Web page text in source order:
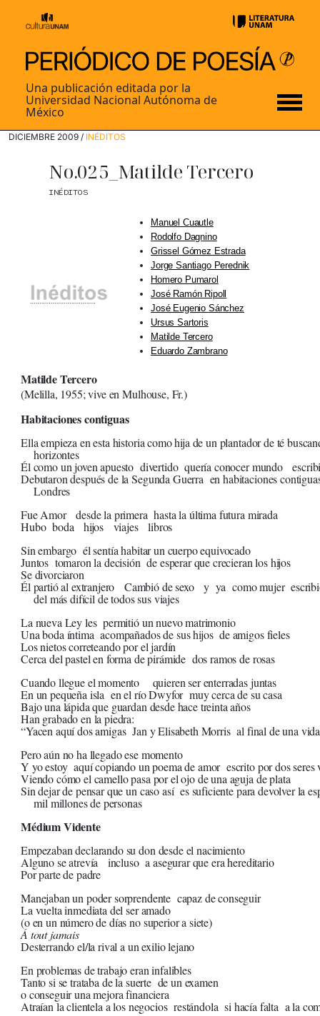
Una publicación editada por la
Universidad Nacional Autónoma de
México
DICIEMBRE 2009 / INÉDITOS
No.025_Matilde Tercero
INÉDITOS
Manuel Cuautle
Rodolfo Dagnino
Grissel Gómez Estrada
Jorge Santiago Perednik
Homero Pumarol
José Ramón Ripoll
José Eugenio Sánchez
Ursus Sartoris
Matilde Tercero
Eduardo Zambrano
Matilde Tercero
(Melilla, 1955; vive en Mulhouse, Fr.)
Habitaciones contiguas
Ella empieza en esta historia como hija de un plantador de té
horizontes
Él como un joven apuesto divertido quería conocer mundo
Debutaron después de la Segunda Guerra en habitaciones
Londres
Fue Amor desde la primera hasta la última futura mirada
Hubo boda hijos viajes libros
Sin embargo él sentía habitar un cuerpo equivocado
Juntos tomaron la decisión de esperar que crecieran los hijos
Se divorciaron
Él partió al extranjero Cambió de sexo y ya como mujer
del más difícil de todos sus viajes
La nueva Ley les permitió un nuevo matrimonio
Una boda íntima acompañados de sus hijos de amigos fieles
Los nietos correteando por el jardín
Cerca del pastel en forma de pirámide dos ramos de rosas
Cuando llegue el momento quieren ser enterradas juntas
En un pequeña isla en el río Dwyfor muy cerca de su casa
Bajo una lápida que guardan desde hace treinta años
Han grabado en la piedra:
“Yacen aquí dos amigas Jan y Elisabeth Morris al final de una
Pero aún no ha llegado ese momento
Y yo estoy aquí copiando un poema de amor escrito por dos seres
Viendo cómo el camello pasa por el ojo de una aguja de plata
Sin dejar de pensar que un caso así es suficiente para devolver la
mil millones de personas
Médium Vidente
Empezaban declarando su don desde el nacimiento
Alguno se atrevía incluso a asegurar que era hereditario
Por parte de padre
Manejaban un poder sorprendente capaz de conseguir
La vuelta inmediata del ser amado
(o en un número de días no superior a siete)
Á tout jamais
Desterrando el/la rival a un exilio lejano
En problemas de trabajo eran infalibles
Tanto si se trataba de la suerte de un examen
o conseguir una mejora financiera
Atraían la clientela a los negocios restándola si hacía falta a la